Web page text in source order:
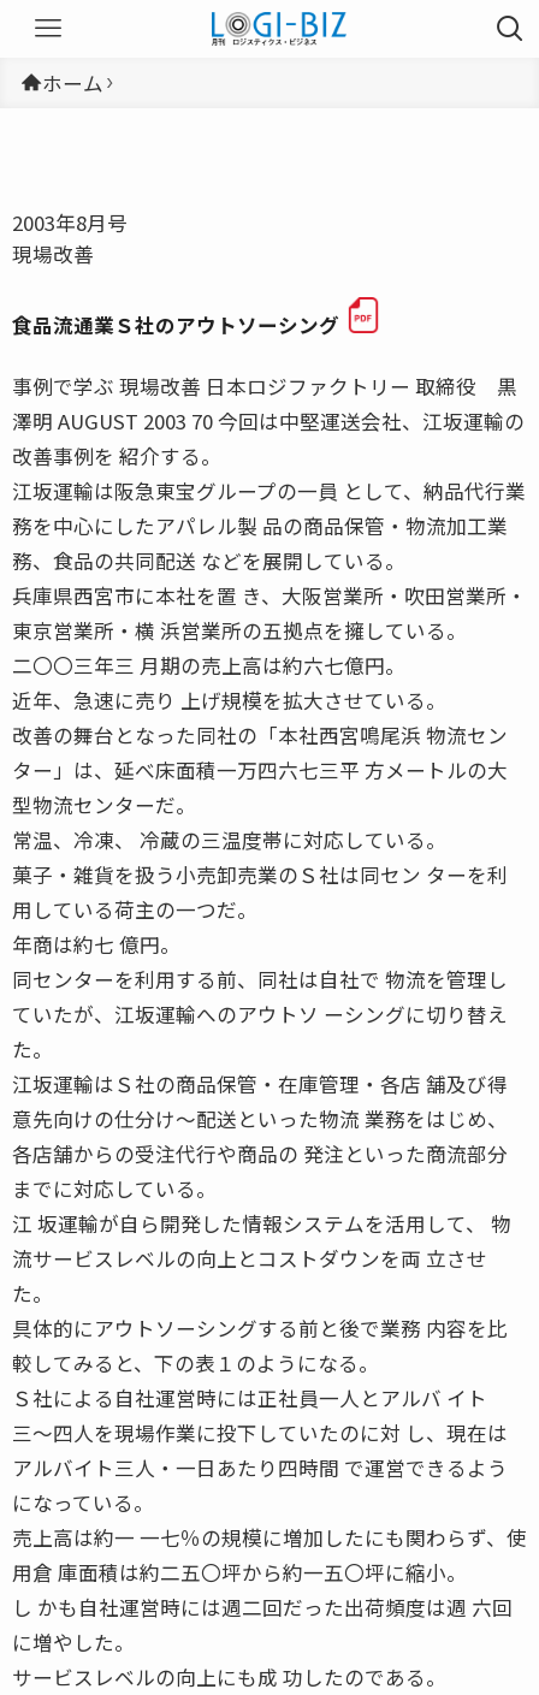
ホーム
2003年8月号
現場改善
食品流通業Ｓ社のアウトソーシング
事例で学ぶ 現場改善 日本ロジファクトリー 取締役 黒
澤明 AUGUST 2003 70 今回は中堅運送会社、江坂運輸の
改善事例を 紹介する。
江坂運輸は阪急東宝グループの一員 として、納品代行業
務を中心にしたアパレル製 品の商品保管・物流加工業
務、食品の共同配送 などを展開している。
兵庫県西宮市に本社を置 き、大阪営業所・吹田営業所・
東京営業所・横 浜営業所の五拠点を擁している。
二〇〇三年三 月期の売上高は約六七億円。
近年、急速に売り 上げ規模を拡大させている。
改善の舞台となった同社の「本社西宮鳴尾浜 物流セン
ター」は、延べ床面積一万四六七三平 方メートルの大
型物流センターだ。
常温、冷凍、 冷蔵の三温度帯に対応している。
菓子・雑貨を扱う小売卸売業のＳ社は同セン ターを利
用している荷主の一つだ。
年商は約七 億円。
同センターを利用する前、同社は自社で 物流を管理し
ていたが、江坂運輸へのアウトソ ーシングに切り替え
た。
江坂運輸はＳ社の商品保管・在庫管理・各店 舗及び得
意先向けの仕分け〜配送といった物流 業務をはじめ、
各店舗からの受注代行や商品の 発注といった商流部分
までに対応している。
江 坂運輸が自ら開発した情報システムを活用して、 物
流サービスレベルの向上とコストダウンを両 立させ
た。
具体的にアウトソーシングする前と後で業務 内容を比
較してみると、下の表１のようになる。
Ｓ社による自社運営時には正社員一人とアルバ イト
三〜四人を現場作業に投下していたのに対 し、現在は
アルバイト三人・一日あたり四時間 で運営できるよう
になっている。
売上高は約一 一七％の規模に増加したにも関わらず、使
用倉 庫面積は約二五〇坪から約一五〇坪に縮小。
し かも自社運営時には週二回だった出荷頻度は週 六回
に増やした。
サービスレベルの向上にも成 功したのである。